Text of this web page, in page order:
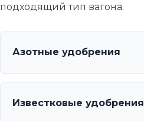
подходящий тип вагона.
Азотные удобрения
Известковые удобрения